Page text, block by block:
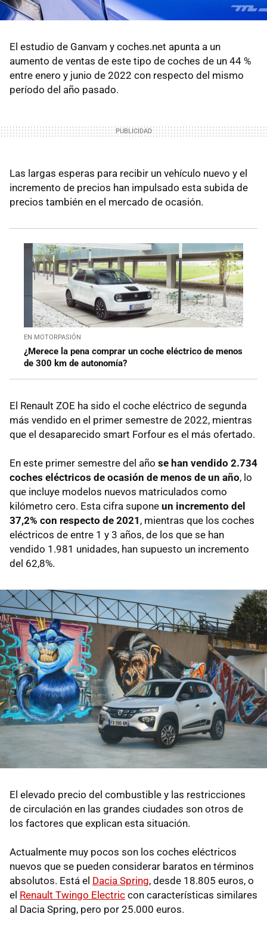
El estudio de Ganvam y coches.net apunta a un
aumento de ventas de este tipo de coches de un 44 %
entre enero y junio de 2022 con respecto del mismo
período del año pasado.
Las largas esperas para recibir un vehículo nuevo y el
incremento de precios han impulsado esta subida de
precios también en el mercado de ocasión.
EN MOTORPASIÓN
¿Merece la pena comprar un coche eléctrico de menos
de 300 km de autonomía?
El Renault ZOE ha sido el coche eléctrico de segunda
más vendido en el primer semestre de 2022, mientras
que el desaparecido smart Forfour es el más ofertado.
En este primer semestre del año se han vendido 2.734
coches eléctricos de ocasión de menos de un año, lo
que incluye modelos nuevos matriculados como
kilómetro cero. Esta cifra supone un incremento del
37,2% con respecto de 2021 , mientras que los coches
eléctricos de entre 1 y 3 años, de los que se han
vendido 1.981 unidades, han supuesto un incremento
del 62,8%.
El elevado precio del combustible y las restricciones
de circulación en las grandes ciudades son otros de
los factores que explican esta situación.
Actualmente muy pocos son los coches eléctricos
nuevos que se pueden considerar baratos en términos
absolutos. Está el Dacia Spring, desde 18.805 euros, o
el Renault Twingo Electric con características similares
al Dacia Spring, pero por 25.000 euros.